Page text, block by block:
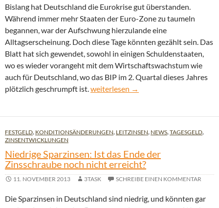
Bislang hat Deutschland die Eurokrise gut überstanden.
Während immer mehr Staaten der Euro-Zone zu taumeln
begannen, war der Aufschwung hierzulande eine
Alltagserscheinung. Doch diese Tage könnten gezählt sein. Das
Blatt hat sich gewendet, sowohl in einigen Schuldenstaaten,
wo es wieder vorangeht mit dem Wirtschaftswachstum wie
auch für Deutschland, wo das BIP im 2. Quartal dieses Jahres
plötzlich geschrumpft ist.Droht Deutschland der Fall in die
weiterlesen →
FESTGELD, KONDITIONSÄNDERUNGEN, LEITZINSEN, NEWS,TAGESGELD,
ZINSENTWICKLUNGEN
Niedrige Sparzinsen: Ist das Ende der
Zinsschraube noch nicht erreicht?
11. NOVEMBER 2013 3TASK SCHREIBE EINEN KOMMENTAR
Die Sparzinsen in Deutschland sind niedrig, und könnten gar